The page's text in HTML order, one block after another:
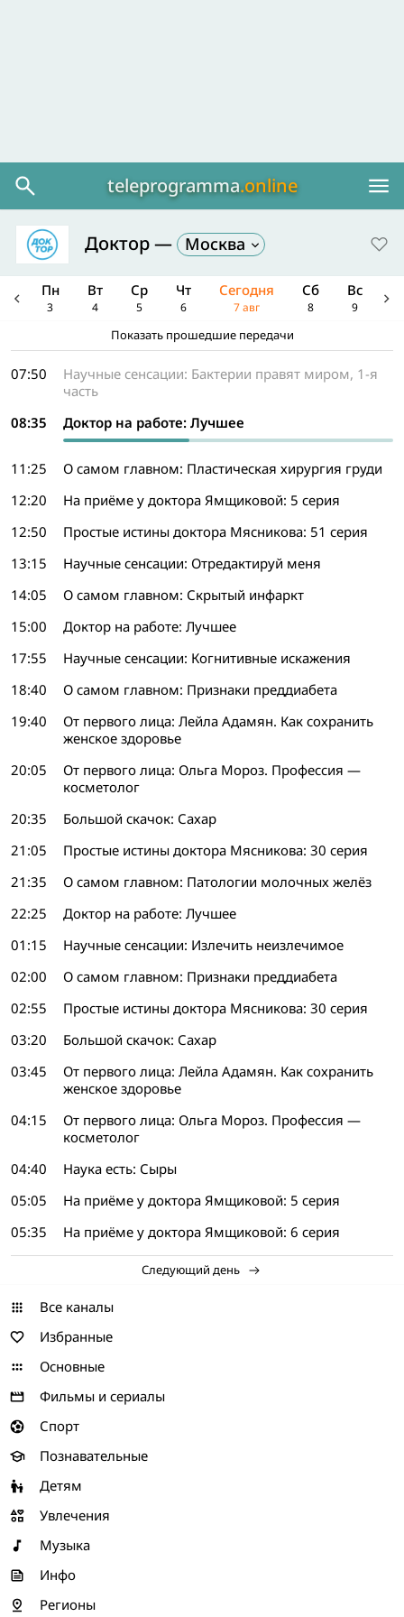
teleprogramma.online
Доктор— Москва
Пн
3
Вт
4
Ср
5
Чт
6
Сегодня
7 авг
Сб
8
Вс
9
Показать прошедшие передачи
07:50
Научные сенсации: Бактерии правят миром, 1-я
часть
08:35
Доктор на работе: Лучшее
11:25
О самом главном: Пластическая хирургия груди
12:20
На приёме у доктора Ямщиковой: 5 серия
12:50
Простые истины доктора Мясникова: 51 серия
13:15
Научные сенсации: Отредактируй меня
14:05
О самом главном: Скрытый инфаркт
15:00
Доктор на работе: Лучшее
17:55
Научные сенсации: Когнитивные искажения
18:40
О самом главном: Признаки преддиабета
19:40
От первого лица: Лейла Адамян. Как сохранить
женское здоровье
20:05
От первого лица: Ольга Мороз. Профессия —
косметолог
20:35
Большой скачок: Сахар
21:05
Простые истины доктора Мясникова: 30 серия
21:35
О самом главном: Патологии молочных желёз
22:25
Доктор на работе: Лучшее
01:15
Научные сенсации: Излечить неизлечимое
02:00
О самом главном: Признаки преддиабета
02:55
Простые истины доктора Мясникова: 30 серия
03:20
Большой скачок: Сахар
03:45
От первого лица: Лейла Адамян. Как сохранить
женское здоровье
04:15
От первого лица: Ольга Мороз. Профессия —
косметолог
04:40
Наука есть: Сыры
05:05
На приёме у доктора Ямщиковой: 5 серия
05:35
На приёме у доктора Ямщиковой: 6 серия
Следующий день
Все каналы
Избранные
Основные
Фильмы и сериалы
Спорт
Познавательные
Детям
Увлечения
Музыка
Инфо
Регионы